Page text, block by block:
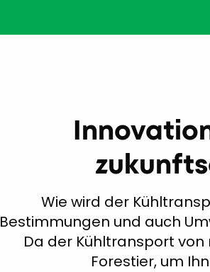
Wie wird der
Bestimmungen und auch
Da der Kühltransport
Forestier, um